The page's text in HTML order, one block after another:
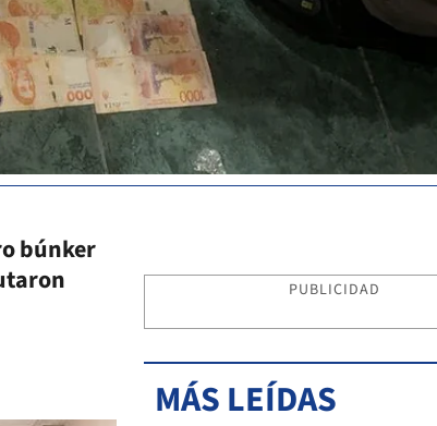
búnker
PUBLICIDAD
MÁS LEÍDAS